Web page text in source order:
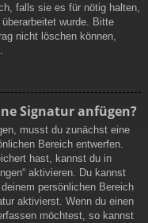
falls sie es für nötig halten,
wurde. Bitte
nicht löschen können,
Signatur anfügen?
musst du zunächst eine
Bereich entwerfen.
hast, kannst du in
aktivieren. Du kannst
persönlichen Bereich
aktivierst. Wenn du einen
möchtest, so kannst